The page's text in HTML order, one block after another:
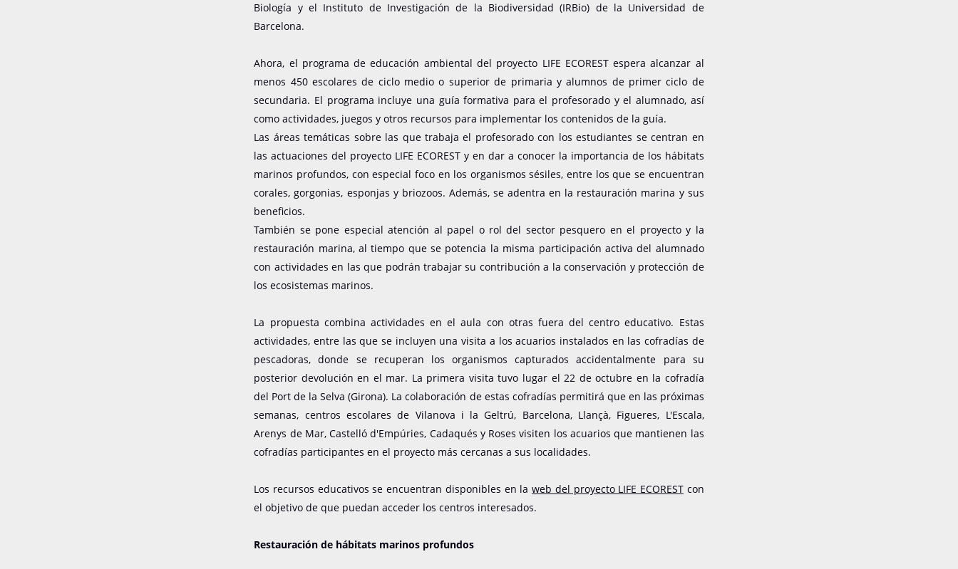
Biología y el Instituto de Investigación de la Biodiversidad (IRBio) de la Universidad de
Barcelona.
Ahora, el programa de educación ambiental del proyecto LIFE ECOREST espera alcanzar al
menos 450 escolares de ciclo medio o superior de primaria y alumnos de primer ciclo de
secundaria. El programa incluye una guía formativa para el profesorado y el alumnado, así
como actividades, juegos y otros recursos para implementar los contenidos de la guía.
Las áreas temáticas sobre las que trabaja el profesorado con los estudiantes se centran en
las actuaciones del proyecto LIFE ECOREST y en dar a conocer la importancia de los hábitats
marinos profundos, con especial foco en los organismos sésiles, entre los que se encuentran
corales, gorgonias, esponjas y briozoos. Además, se adentra en la restauración marina y sus
beneficios.
También se pone especial atención al papel o rol del sector pesquero en el proyecto y la
restauración marina, al tiempo que se potencia la misma participación activa del alumnado
con actividades en las que podrán trabajar su contribución a la conservación y protección de
los ecosistemas marinos.
La propuesta combina actividades en el aula con otras fuera del centro educativo. Estas
actividades, entre las que se incluyen una visita a los acuarios instalados en las cofradías de
pescadoras, donde se recuperan los organismos capturados accidentalmente para su
posterior devolución en el mar. La primera visita tuvo lugar el 22 de octubre en la cofradía
del Port de la Selva (Girona). La colaboración de estas cofradías permitirá que en las próximas
semanas, centros escolares de Vilanova i la Geltrú, Barcelona, ​​Llançà, Figueres, L'Escala,
Arenys de Mar, Castelló d'Empúries, Cadaqués y Roses visiten los acuarios que mantienen las
cofradías participantes en el proyecto más cercanas a sus localidades.
Los recursos educativos se encuentran disponibles en laweb del proyecto LIFE ECORESTcon
el objetivo de que puedan acceder los centros interesados.
Restauración de hábitats marinos profundos